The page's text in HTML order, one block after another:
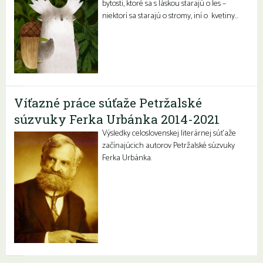
bytosti, ktoré sa s láskou starajú o les –
niektorí sa starajú o stromy, iní o kvetiny…
Víťazné práce súťaže Petržalské
súzvuky Ferka Urbánka 2014-2021
Výsledky celoslovenskej literárnej súťaže
začínajúcich autorov Petržalské súzvuky
Ferka Urbánka.